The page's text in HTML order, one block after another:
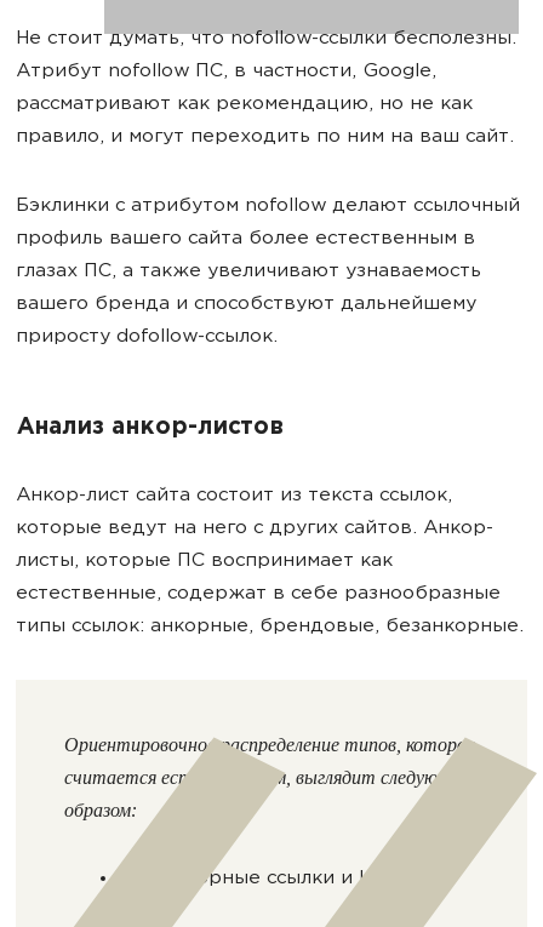
Не стоит думать, что nofollow-ссылки бесполезны.
Атрибут nofollow ПС, в частности, Google,
рассматривают как рекомендацию, но не как
правило, и могут переходить по ним на ваш сайт.
Бэклинки с атрибутом nofollow делают ссылочный
профиль вашего сайта более естественным в
глазах ПС, а также увеличивают узнаваемость
вашего бренда и способствуют дальнейшему
приросту dofollow-ссылок.
Анализ анкор-листов
Анкор-лист сайта состоит из текста ссылок,
которые ведут на него с других сайтов. Анкор-
листы, которые ПС воспринимает как
естественные, содержат в себе разнообразные
типы ссылок: анкорные, брендовые, безанкорные.
Ориентировочное распределение типов, которое
считается естественным, выглядит следующим
образом:
безанкорные ссылки и URL —